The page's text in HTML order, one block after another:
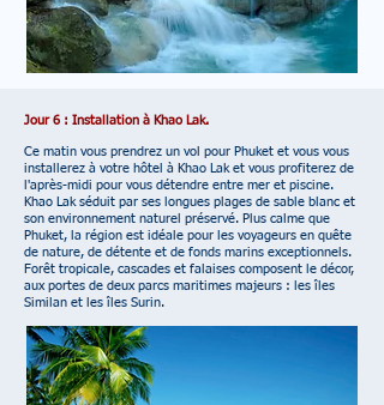
Jour 6 : Installation à Khao Lak.
Ce matin vous prendrez un vol pour Phuket et vous vous
installerez à votre hôtel à Khao Lak et vous profiterez de
l'après-midi pour vous détendre entre mer et piscine.
Khao Lak séduit par ses longues plages de sable blanc et
son environnement naturel préservé. Plus calme que
Phuket, la région est idéale pour les voyageurs en quête
de nature, de détente et de fonds marins exceptionnels.
Forêt tropicale, cascades et falaises composent le décor,
aux portes de deux parcs maritimes majeurs : les îles
Similan et les îles Surin.